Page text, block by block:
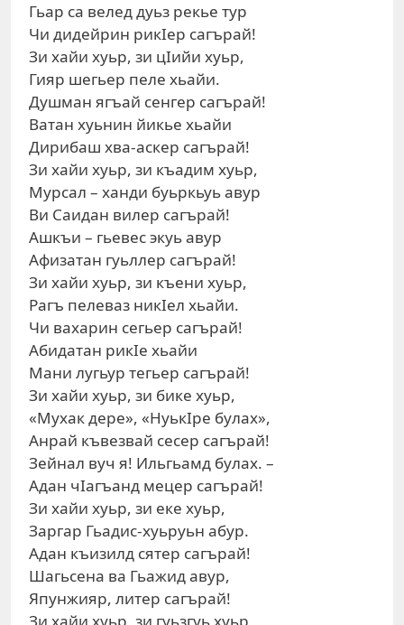
Гьар са велед дуьз рекье тур
Чи дидейрин рикIер сагърай!
Зи хайи хуьр, зи цIийи хуьр,
Гияр шегьер пеле хьайи.
Душман ягъай сенгер сагърай!
Ватан хуьнин йикье хьайи
Дирибаш хва-аскер сагърай!
Зи хайи хуьр, зи къадим хуьр,
Мурсал – ханди буьркьуь авур
Ви Саидан вилер сагърай!
Ашкъи – гьевес экуь авур
Афизатан гуьллер сагърай!
Зи хайи хуьр, зи къени хуьр,
Рагъ пелеваз никIел хьайи.
Чи вахарин сегьер сагърай!
Абидатан рикIе хьайи
Мани лугьур тегьер сагърай!
Зи хайи хуьр, зи бике хуьр,
«Мухак дере», «НуькIре булах»,
Анрай къвезвай сесер сагърай!
Зейнал вуч я! Ильгьамд булах. –
Адан чIагъанд мецер сагърай!
Зи хайи хуьр, зи еке хуьр,
Заргар Гьадис-хуьруьн абур.
Адан къизилд сятер сагърай!
Шагьсена ва Гьажид авур,
Япунжияр, литер сагърай!